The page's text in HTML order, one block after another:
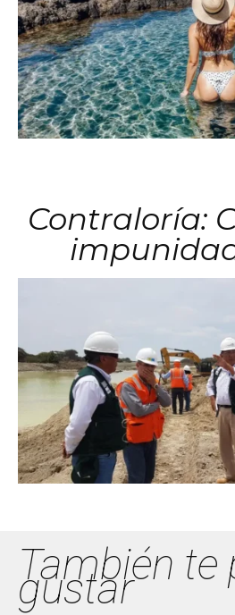
Contraloría:
También te
gustar